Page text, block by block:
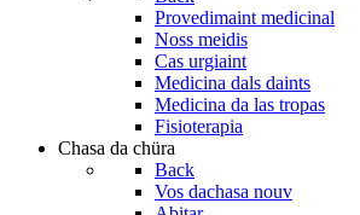
Provedimaint medicinal
Noss meidis
Cas urgiaint
Medicina dals daints
Medicina da las tropas
Fisioterapia
Chasa da chüra
Back
Vos dachasa nouv